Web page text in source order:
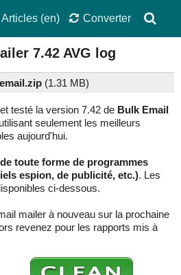
Articles (en) Converter
7.42 AVG log
(1.31 MB)
testé la version 7.42 de Bulk Email
seulement les meilleurs
aujourd'hui.
toute forme de programmes
espion, de publicité, etc.). Les
ci-dessous.
mailer à nouveau sur la prochaine
revenez pour les rapports mis à